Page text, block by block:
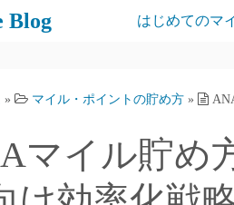
Blog はじめてのマ
» マイル・ポイントの貯め方 »
マイル貯め